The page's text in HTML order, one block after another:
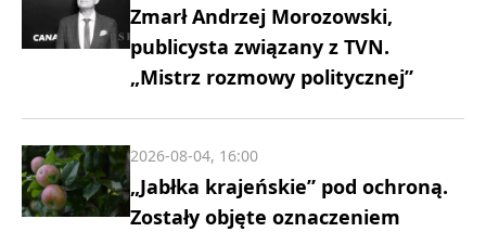
Zmarł Andrzej Morozowski,
publicysta związany z TVN.
„Mistrz rozmowy politycznej”
„Jabłka krajeńskie” pod ochroną.
Zostały objęte oznaczeniem
2026-08-04, 16:00